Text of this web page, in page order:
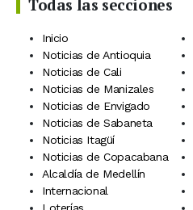
Todas las secciones
Inicio
Noticias de Antioquia
Noticias de Cali
Noticias de Manizales
Noticias de Envigado
Noticias de Sabaneta
Noticias Itagüí
Noticias de Copacabana
Alcaldía de Medellín
Internacional